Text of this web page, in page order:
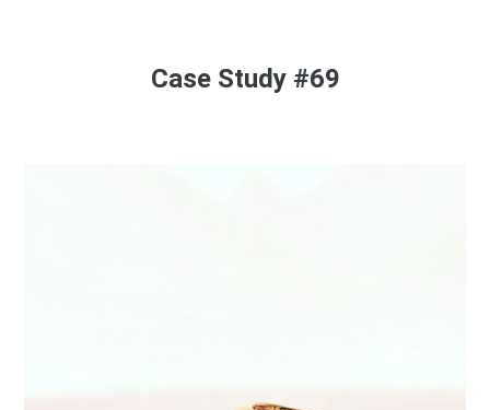
Case Study #69